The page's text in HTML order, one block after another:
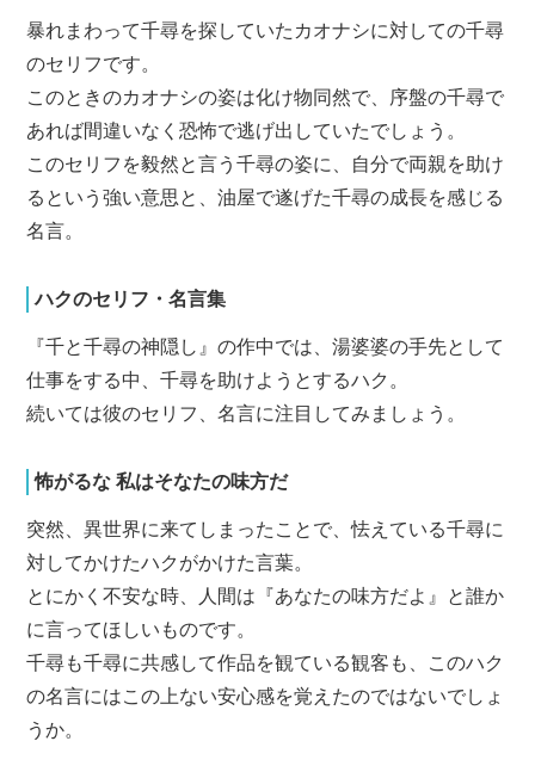
暴れまわって千尋を探していたカオナシに対しての千尋
のセリフです。
このときのカオナシの姿は化け物同然で、序盤の千尋で
あれば間違いなく恐怖で逃げ出していたでしょう。
このセリフを毅然と言う千尋の姿に、自分で両親を助け
るという強い意思と、油屋で遂げた千尋の成長を感じる
名言。
ハクのセリフ・名言集
『千と千尋の神隠し』の作中では、湯婆婆の手先として
仕事をする中、千尋を助けようとするハク。
続いては彼のセリフ、名言に注目してみましょう。
怖がるな 私はそなたの味方だ
突然、異世界に来てしまったことで、怯えている千尋に
対してかけたハクがかけた言葉。
とにかく不安な時、人間は『あなたの味方だよ』と誰か
に言ってほしいものです。
千尋も千尋に共感して作品を観ている観客も、このハク
の名言にはこの上ない安心感を覚えたのではないでしょ
うか。